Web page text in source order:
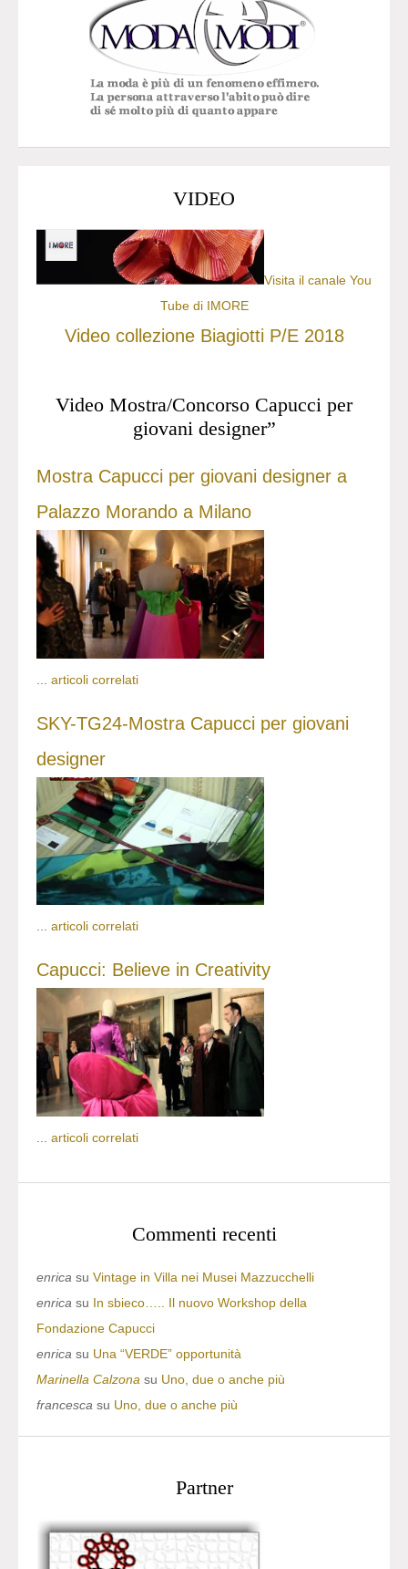
VIDEO
Visita il canale You
Tube di IMORE
Video collezione Biagiotti P/E 2018
Video Mostra/Concorso Capucci per
giovani designer”
Mostra Capucci per giovani designer a
Palazzo Morando a Milano
articoli correlati
SKY-TG24-Mostra Capucci per giovani
designer
... articoli correlati
Capucci: Believe in Creativity
articoli correlati
Commenti recenti
enrica su Vintage in Villa nei Musei Mazzucchelli
enrica su In sbieco….. Il nuovo Workshop della
Fondazione Capucci
enrica su Una “VERDE” opportunità
Marinella Calzona su Uno, due o anche più
francesca su Uno, due o anche più
Partner